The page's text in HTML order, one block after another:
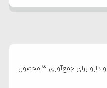
دستور سازمان غذا و دارو برای جمع‌آوری ۳ محصول